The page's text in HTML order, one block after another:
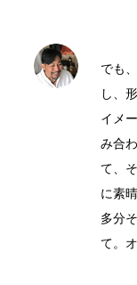
でも
し、
イメ
み合
て、
に素
多分
て。